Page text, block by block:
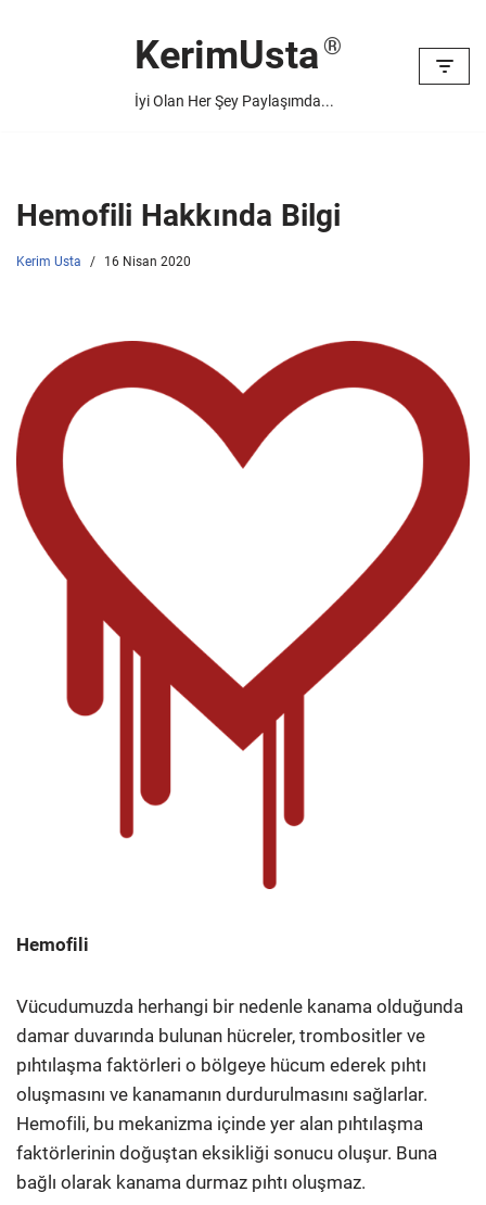
KerimUsta
İyi Olan Her Şey Paylaşımda...
Hemofili Hakkında Bilgi
Kerim Usta 16 Nisan 2020
Hemofili
Vücudumuzda herhangi bir nedenle kanama olduğunda
damar duvarında bulunan hücreler, trombositler ve
pıhtılaşma faktörleri o bölgeye hücum ederek pıhtı
oluşmasını ve kanamanın durdurulmasını sağlarlar.
Hemofili, bu mekanizma içinde yer alan pıhtılaşma
faktörlerinin doğuştan eksikliği sonucu oluşur. Buna
bağlı olarak kanama durmaz pıhtı oluşmaz.